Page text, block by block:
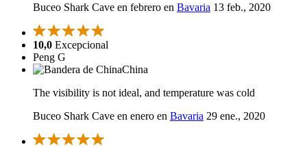
Buceo Shark Cave en febrero en Bavaria 13 feb., 2020
10,0 Excepcional
Peng G
China
The visibility is not ideal, and temperature was cold
Buceo Shark Cave en enero en Bavaria 29 ene., 2020